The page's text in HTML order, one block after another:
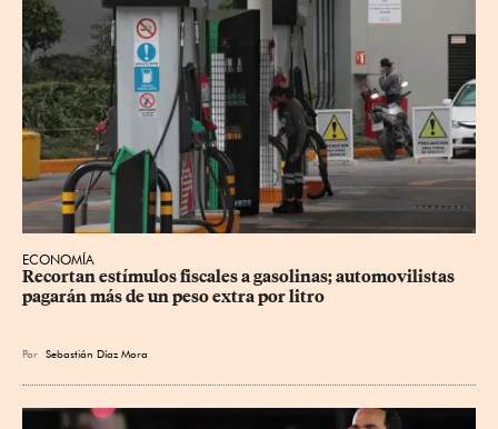
ECONOMÍA
Recortan estímulos fiscales a gasolinas; automovilistas
pagarán más de un peso extra por litro
Por Sebastián Díaz Mora